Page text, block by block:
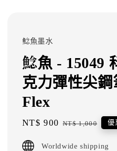
鯰魚墨水
鯰魚 - 15049
克力彈性尖
Flex
Sale
NT$ 900 Regular
NT$ 1,000 優
Worldwide shipping